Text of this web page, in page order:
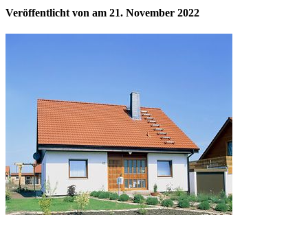
Veröffentlicht von am 21. November 2022